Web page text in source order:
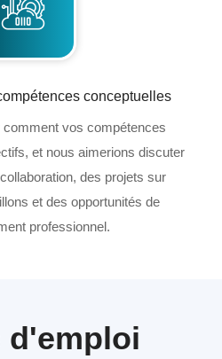
conceptuelles
vos compétences
et nous aimerions discuter
des projets sur
et des opportunités de
professionnel.
d'emploi